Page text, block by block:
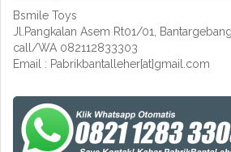
Bsmile Toys
Jl.Pangkalan Asem Rt01/01,
call/WA 082112833303
Email : Pabrikbantalleher[at]gmail.com